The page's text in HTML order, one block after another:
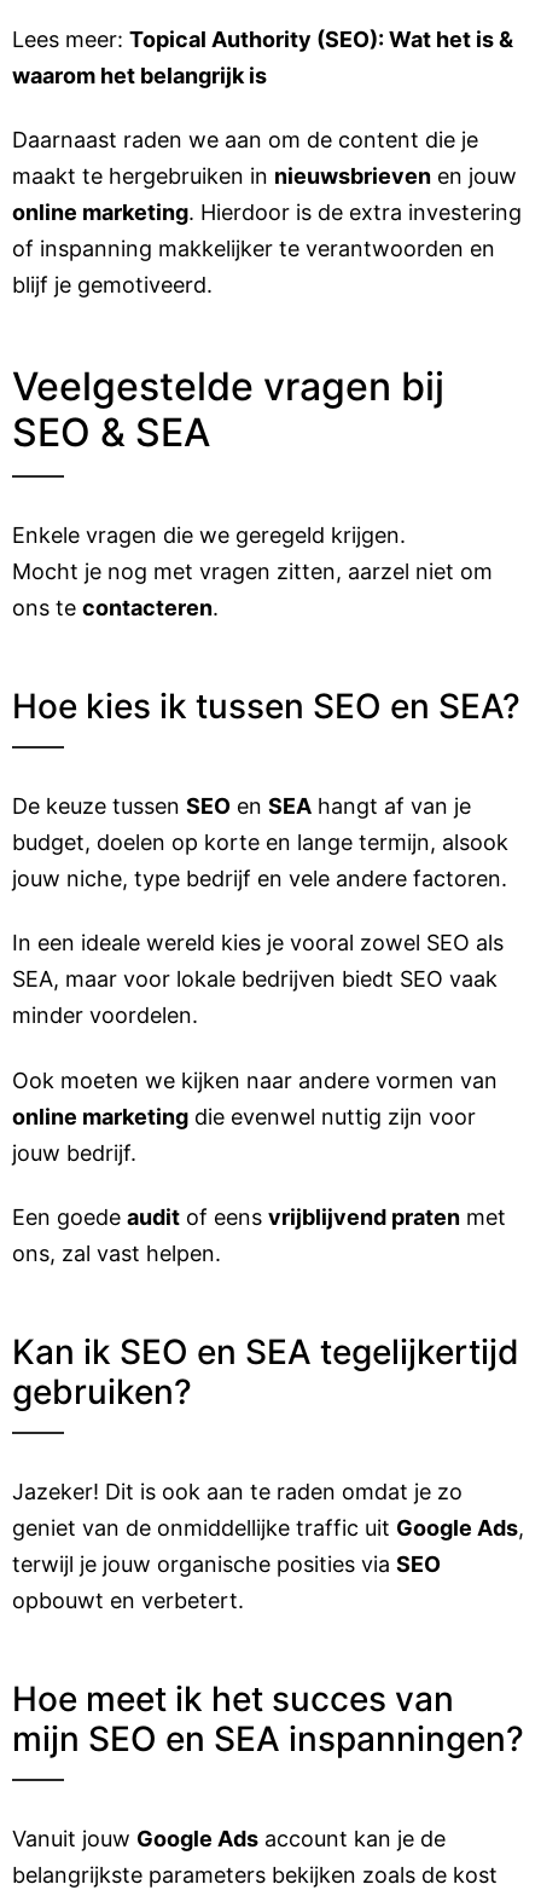
Lees meer: Topical Authority (SEO): Wat het is &
waarom het belangrijk is
Daarnaast raden we aan om de content die je
maakt te hergebruiken in nieuwsbrieven en jouw
online marketing. Hierdoor is de extra investering
of inspanning makkelijker te verantwoorden en
blijf je gemotiveerd.
Veelgestelde vragen bij
SEO & SEA
Enkele vragen die we geregeld krijgen.
Mocht je nog met vragen zitten, aarzel niet om
ons te contacteren.
Hoe kies ik tussen SEO en SEA?
De keuze tussen SEO en SEA hangt af van je
budget, doelen op korte en lange termijn, alsook
jouw niche, type bedrijf en vele andere factoren.
In een ideale wereld kies je vooral zowel SEO als
SEA, maar voor lokale bedrijven biedt SEO vaak
minder voordelen.
Ook moeten we kijken naar andere vormen van
online marketing die evenwel nuttig zijn voor
jouw bedrijf.
Een goede audit of eens vrijblijvend praten met
ons, zal vast helpen.
Kan ik SEO en SEA tegelijkertijd
gebruiken?
Jazeker! Dit is ook aan te raden omdat je zo
geniet van de onmiddellijke traffic uit Google Ads,
terwijl je jouw organische posities via SEO
opbouwt en verbetert.
Hoe meet ik het succes van
mijn SEO en SEA inspanningen?
Vanuit jouw Google Ads account kan je de
belangrijkste parameters bekijken zoals de kost